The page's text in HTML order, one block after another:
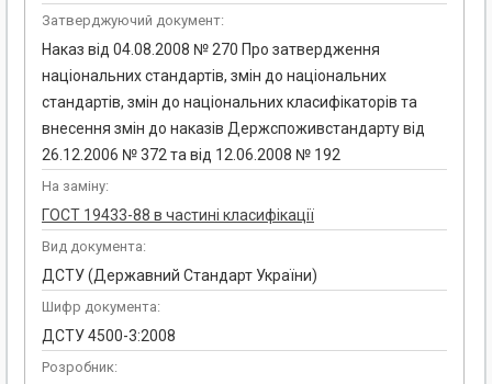
Затверджуючий документ:
Наказ від 04.08.2008 № 270 Про затвердження
національних стандартів, змін до національних
стандартів, змін до національних класифікаторів та
внесення змін до наказів Держспоживстандарту від
26.12.2006 № 372 та від 12.06.2008 № 192
На заміну:
ГОСТ 19433-88 в частині класифікації
Вид документа:
ДСТУ (Державний Стандарт України)
Шифр документа:
ДСТУ 4500-3:2008
Розробник: